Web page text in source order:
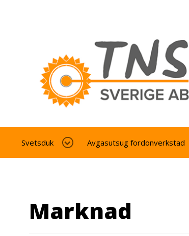
Svetsduk Avgasutsug fordonverkstad
Marknad